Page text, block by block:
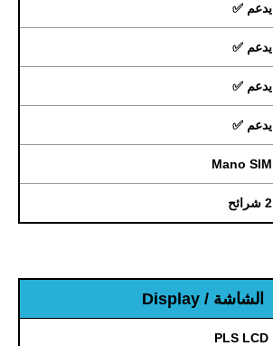
يدعم ✅
يدعم ✅
يدعم ✅
يدعم ✅
Mano SIM
2 شرائح
الشاشة / Display